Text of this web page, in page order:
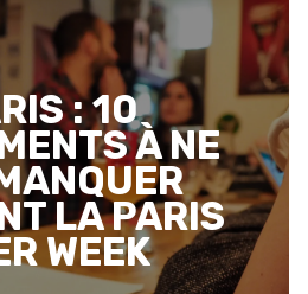
: 10
À NE
LA PARIS
WEEK